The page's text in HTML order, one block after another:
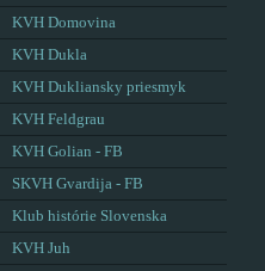
KVH Domovina
KVH Dukla
KVH Dukliansky priesmyk
KVH Feldgrau
KVH Golian - FB
SKVH Gvardija - FB
Klub histórie Slovenska
KVH Juh